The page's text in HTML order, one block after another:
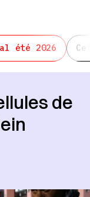
été 2026
de